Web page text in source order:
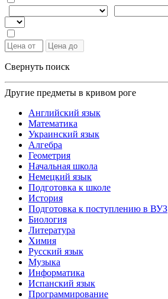
Свернуть поиск
Другие предметы в кривом роге
Английский язык
Математика
Украинский язык
Алгебра
Геометрия
Начальная школа
Немецкий язык
Подготовка к школе
История
Подготовка к поступлению в ВУЗ
Биология
Литература
Химия
Русский язык
Музыка
Информатика
Испанский язык
Программирование